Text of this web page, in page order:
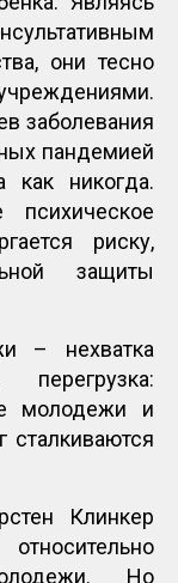
они тесно
заболевания
пандемией
как никогда.
риску,
защиты
– нехватка
молодежи и
сталкиваются
Клинкер
Но